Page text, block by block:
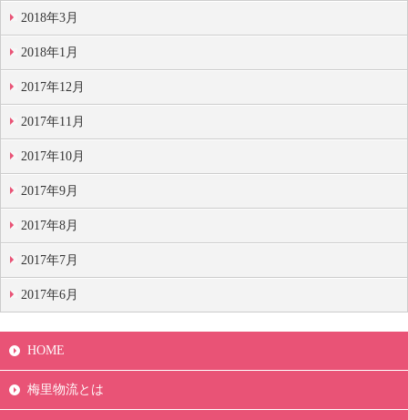
2018年3月
2018年1月
2017年12月
2017年11月
2017年10月
2017年9月
2017年8月
2017年7月
2017年6月
HOME
梅里物流とは